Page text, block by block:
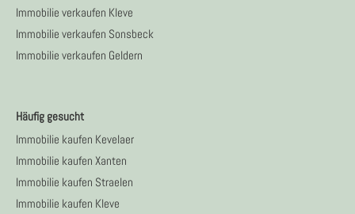
Immobilie verkaufen Kleve
Immobilie verkaufen Sonsbeck
Immobilie verkaufen Geldern
Häufig gesucht
Immobilie kaufen Kevelaer
Immobilie kaufen Xanten
Immobilie kaufen Straelen
Immobilie kaufen Kleve